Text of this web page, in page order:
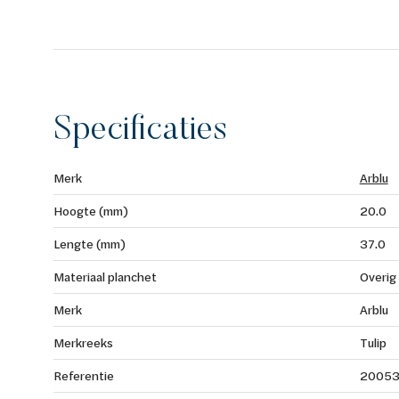
Specificaties
Merk
Arblu
Hoogte (mm)
20.0
Lengte (mm)
37.0
Materiaal planchet
Overig
Merk
Arblu
Merkreeks
Tulip
Referentie